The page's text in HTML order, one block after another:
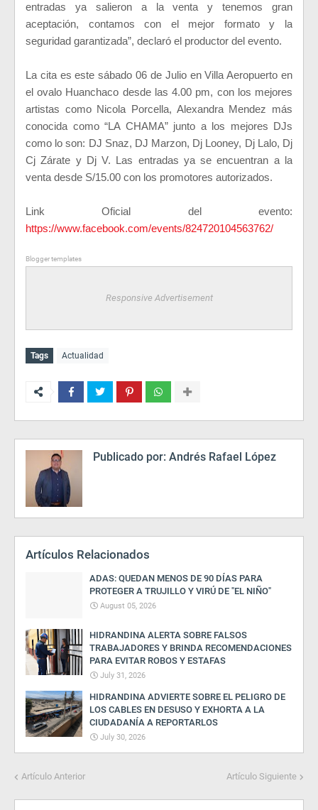
entradas ya salieron a la venta y tenemos gran
aceptación, contamos con el mejor formato y la
seguridad garantizada”, declaró el productor del evento.
La cita es este sábado 06 de Julio en Villa Aeropuerto en
el ovalo Huanchaco desde las 4.00 pm, con los mejores
artistas como Nicola Porcella, Alexandra Mendez más
conocida como “LA CHAMA” junto a los mejores DJs
como lo son: DJ Snaz, DJ Marzon, Dj Looney, Dj Lalo, Dj
Cj Zárate y Dj V. Las entradas ya se encuentran a la
venta desde S/15.00 con los promotores autorizados.
Link Oficial del evento:
https://www.facebook.com/events/824720104563762/
Blogger templates
Responsive Advertisement
Tags Actualidad
Publicado por: Andrés Rafael López
Artículos Relacionados
ADAS: QUEDAN MENOS DE 90 DÍAS PARA
PROTEGER A TRUJILLO Y VIRÚ DE "EL NIÑO"
August 05, 2026
HIDRANDINA ALERTA SOBRE FALSOS
TRABAJADORES Y BRINDA RECOMENDACIONES
PARA EVITAR ROBOS Y ESTAFAS
July 31, 2026
HIDRANDINA ADVIERTE SOBRE EL PELIGRO DE
LOS CABLES EN DESUSO Y EXHORTA A LA
CIUDADANÍA A REPORTARLOS
July 30, 2026
Artículo Anterior Artículo Siguiente